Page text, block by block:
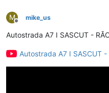
M
Deconectat
mike_us
Autostrada A7 I SASCUT -
Autostrada A7 I SASCUT